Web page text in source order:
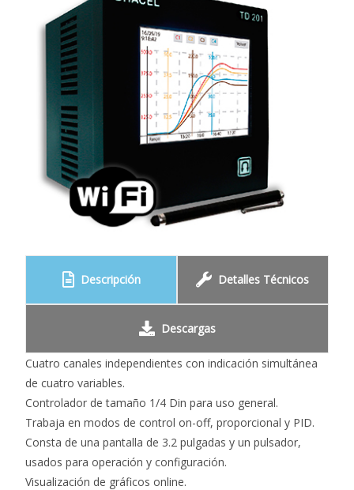
Descripción Detalles Técnicos
Descargas
Cuatro canales independientes con indicación simultánea
de cuatro variables.
Controlador de tamaño 1/4 Din para uso general.
Trabaja en modos de control on-off, proporcional y PID.
Consta de una pantalla de 3.2 pulgadas y un pulsador,
usados para operación y configuración.
Visualización de gráficos online.